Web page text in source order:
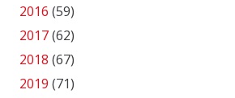
2016 (59)
2017(62)
2018 (67)
2019 (71)